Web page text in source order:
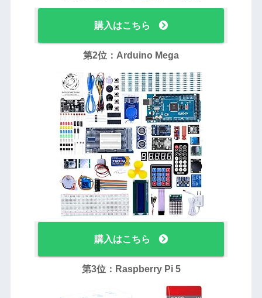
購入はこちら
第2位：Arduino Mega
購入はこちら
第3位：Raspberry Pi 5